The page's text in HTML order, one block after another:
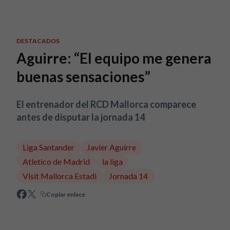
DESTACADOS
Aguirre: “El equipo me genera
buenas sensaciones”
El entrenador del RCD Mallorca comparece
antes de disputar la jornada 14
Liga Santander
Javier Aguirre
Atletico de Madrid
la liga
Visit Mallorca Estadi
Jornada 14
Copiar enlace